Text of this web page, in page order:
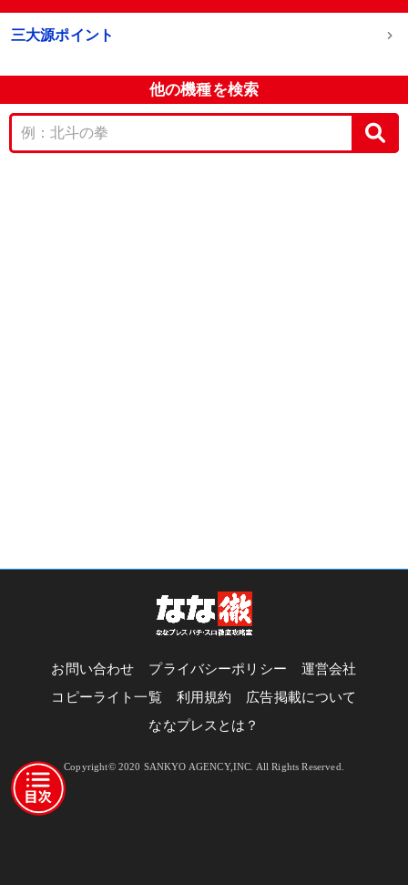
三大源ポイント
他の機種を検索
お問い合わせ プライバシーポリシー
運営会社
コピーライト一覧
利用規約
広告掲載について
ななプレスとは？
Copyright© 2020 SANKYO AGENCY,INC. All Rights Reserved.